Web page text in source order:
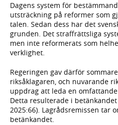
Dagens system för
utsträckning på reformer som
talen. Sedan dess har det
grunden. Det straffrättsliga
men inte reformerats som
verklighet.
Regeringen gav därför
riksåklagaren, och nuvarande
uppdrag att leda en
Detta resulterade i
2025:66). Lagrådsremissen tar
betänkandet.